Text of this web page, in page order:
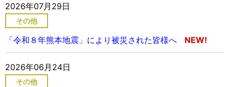
2026年07月29日
その他
「令和８年熊本地震」により被災された皆様へ
2026年06月24日
その他